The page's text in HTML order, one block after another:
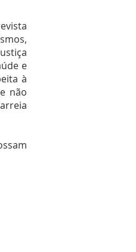
e
à
não